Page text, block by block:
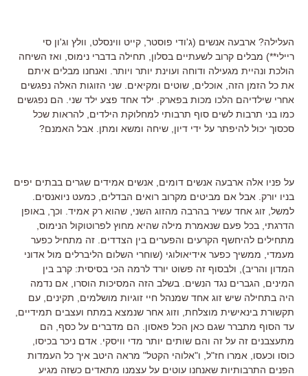
העלילה? ארבעה אנשים (ג'ודי פוסטר, קייט ווינסלט, וולץ וג'ון סי
ריילי**) מבלים קרוב לשעתיים בסלון, תחילה בדברי נימוס, ואז השיחה
הולכת ונהיית מגעילה ודוחה ועוינת יותר ויותר. ואנחנו מבלים איתם
את כל הזמן הזה, אוכלים, שוטים ומקיאים. שני הזוגות האלה נפגשים
אחרי שילדיהם הלכו מכות בפארק. ילד אחד פצע ילד שני. הם נפגשים
כמו בני תרבות לשים סוף תרבותי למחלוקת הילדים, להראות שכל
סכסוך יכול להיפתר על ידי דיון, שיחה ומשא ומתן. אבל האמנם?
על פניו אלה ארבעה אנשים דומים, אנשים אמידים שגרים בבתים יפים
בניו יורק. אבל אם מביטים מקרוב רואים הבדלים, כמעט ניואנסים.
למשל, זוג אחד עשיר בהרבה מהזוג השני, שהוא רק אמיד. וכך, באופן
הדרגתי, בכל פעם שנאמרת מילה שהיא מחוץ לפרוטוקול הנימוס,
מתחילים להיחשף הקרעים והפערים בין הצדדים. זה מתחיל כפער
מעמדי, ממשיך כפער אידיאולוגי (שוחרי השלום הליברלים מול אדוני
המדון והריב), ולבסוף זה פשוט יורד לרמה הכי בסיסית: קרב בין
המינים, הגברים נגד הנשים. בשלב הזה המסיכות הוסרו, אם נדמה
היה בתחילה שיש זוג אחד שמנהל חיי זוגיות מושלמים, תקינים, עם
תקשורת בינאישית מוצלחת, וזוג אחר שנמצא במתח ועצבים תמידיים,
עד הסוף מתברר שגם כאן הכל פאסון. הם מדברים על כסף, הם
מתעצבנים זה על זה והם שותים יותר מדי וויסקי. אדם ניכר בכיסו,
כוסו וכעסו, אמרו חז"ל, ו"אלוהי הקטל" מראה היטב איך כל העמדות
הפנים התרבותיות שאנחנו עוטים על עצמנו מתאדים כשזה מגיע